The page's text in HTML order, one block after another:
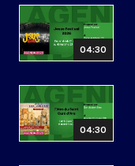
04:30
04:30